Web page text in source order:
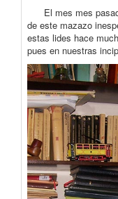
El mes mes
de este mazazo
estas lides hace
pues en nuestras